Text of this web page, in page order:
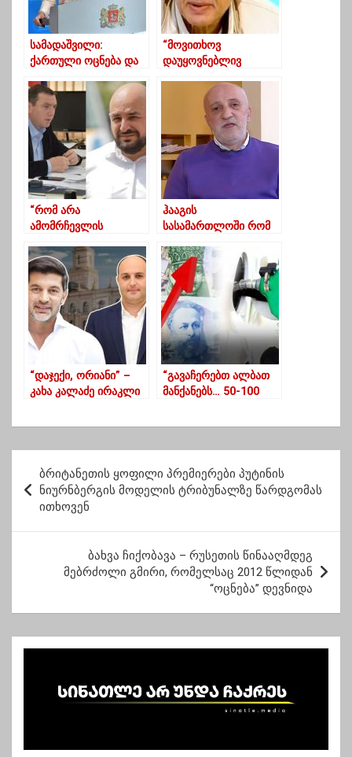
სამადაშვილი:
ქართული ოცნება და
კარგავენ
მხარდამჭერებს
“მოვითხოვ
დაუყოვნებლივ
განთავისუფლებას…
დღეს კიდევ ერთხელ
საქართველომ
ძალიან არ მინდა რომ
შეირცხვინოს თავი”-
კოტე ყუბანეიშვილი
“რომ არა
ამომრჩევლის
დაშინება, დადებდით
ამ შედეგს?”-
შარაშენიძე
თალაკვაძეს
ჰააგის
სასამართლოში რომ
საქართველოს ომზე
ხელისუფლებას
კითხვა და დადებითი
პასუხი გასცენ, იქნება
ეს ქვეყნის ღალატი?-
ხუხაშვილი
“დაჯექი, ორიანი” –
კახა კალაძე ირაკლი
“გავაჩერებთ ალბათ
მანქანებს… 50-100
ო
ტ
ნ
ა
ბრიტანეთის ყოფილი პრემიერები პუტინის
ნიურნბერგის მოდელის ტრიბუნალზე წარდგომას
ითხოვენ
ბახვა ჩიქობავა – რუსეთის წინააღმდეგ
მებრძოლი გმირი, რომელსაც 2012 წლიდან
“ოცნება” დევნიდა